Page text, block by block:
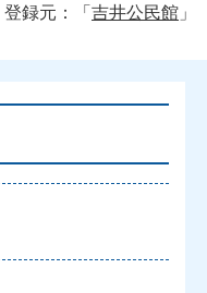
登録元：「 吉井公民館 」